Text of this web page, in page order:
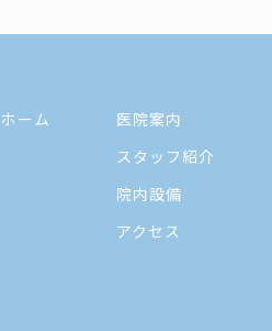
ホーム
医院案内
スタッフ紹介
院内設備
アクセス